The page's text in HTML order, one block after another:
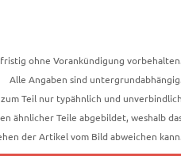
ohne Vorankündigung
Alle Angaben sind
Teil nur typähnlich und
ähnlicher Teile abgebildet, weshalb
der Artikel vom Bild abweichen